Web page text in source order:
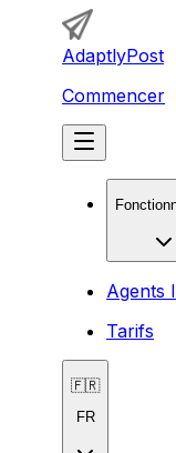
AdaptlyPost
Commencer
Agents
Tarifs
🇫🇷
FR